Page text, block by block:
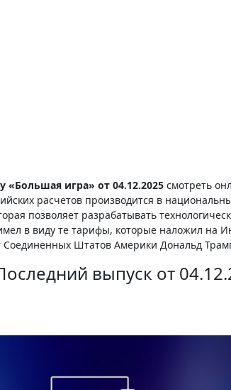
«Большая игра» от 04.12.2025 смотреть
расчетов производится в
позволяет разрабатывать
в виду те тарифы, которые наложил на
Штатов Америки Дональд
выпуск от